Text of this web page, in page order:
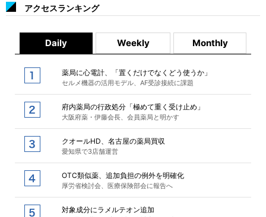
アクセスランキング
Daily Weekly Monthly
薬局に心電計、「置くだけでなくどう使うか」
セルメ機器の活用モデル、AF受診接続に課題
府内薬局の行政処分「極めて重く受け止め」
大阪府薬・伊藤会長、会員薬局と明かす
クオールHD、名古屋の薬局買収
愛知県で3店舗運営
OTC類似薬、追加負担の例外を明確化
厚労省検討会、医療保険部会に報告へ
対象成分にラメルテオン追加